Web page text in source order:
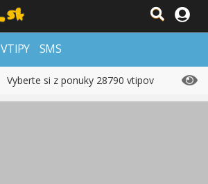
VTIPY SMS
Vyberte si z ponuky 28790 vtipov